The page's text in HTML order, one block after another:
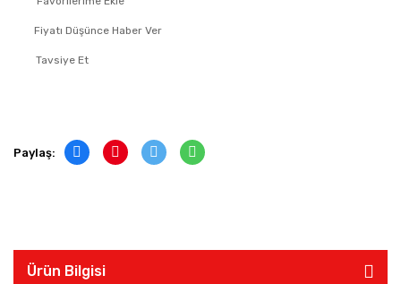
Fiyatı Düşünce Haber Ver
Tavsiye Et
Paylaş:
Ürün Bilgisi